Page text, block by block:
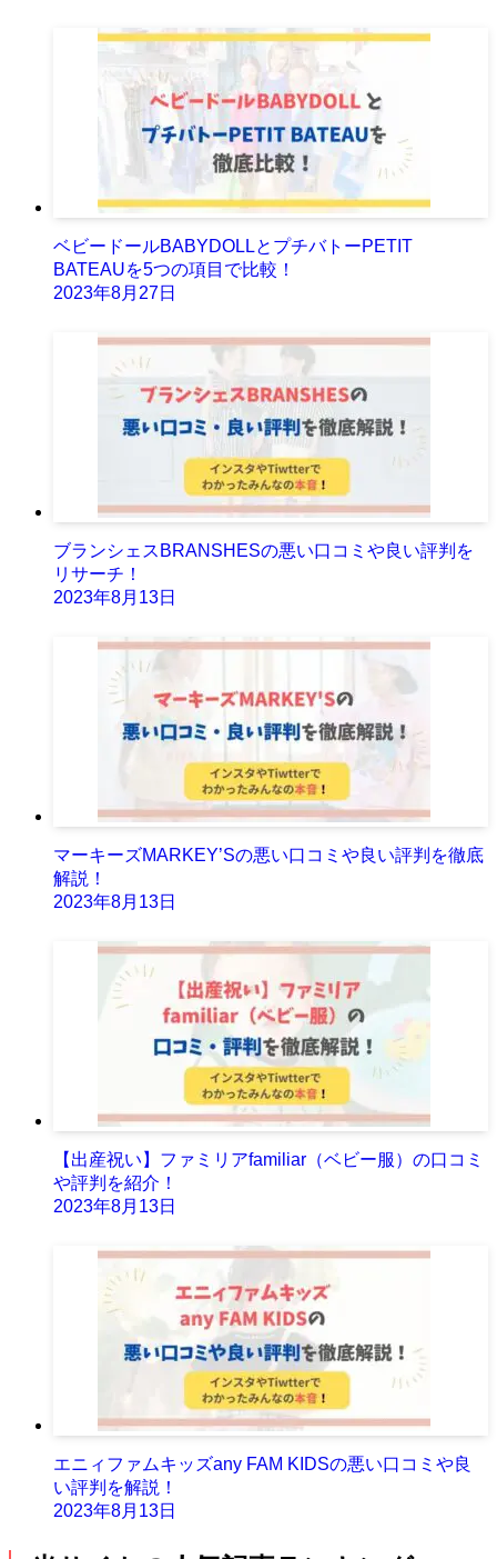
ベビードールBABYDOLLとプチバトーPETIT
BATEAUを5つの項目で比較！
2023年8月27日
ブランシェスBRANSHESの悪い口コミや良い評判を
リサーチ！
2023年8月13日
マーキーズMARKEY’Sの悪い口コミや良い評判を徹底
解説！
2023年8月13日
【出産祝い】ファミリアfamiliar（ベビー服）の口コミ
や評判を紹介！
2023年8月13日
エニィファムキッズany FAM KIDSの悪い口コミや良
い評判を解説！
2023年8月13日